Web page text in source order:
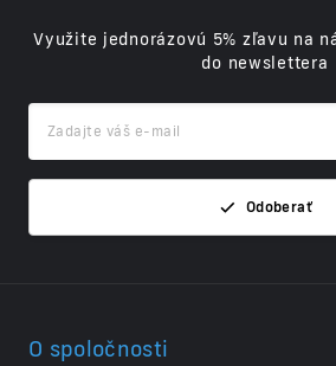
Využite jednorázovú 5% zľavu na
do newslettera
Odoberať
O spoločnosti